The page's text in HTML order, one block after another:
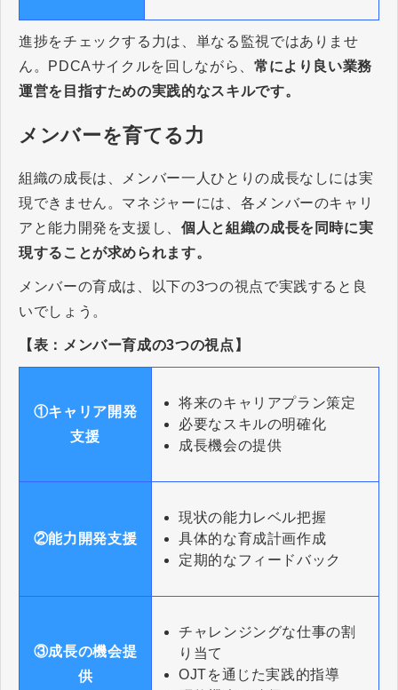
進捗をチェックする力は、単なる監視ではありませ
ん。PDCAサイクルを回しながら、 常により良い業務
運営を目指すための実践的なスキルです。
メンバーを育てる力
組織の成長は、メンバー一人ひとりの成長なしには実
現できません。マネジャーには、各メンバーのキャリ
アと能力開発を支援し、個人と組織の成長を同時に実
現することが求められます。
メンバーの育成は、以下の3つの視点で実践すると良
いでしょう。
【表：メンバー育成の3つの視点】
①キャリア開発
支援
将来のキャリアプラン策定
必要なスキルの明確化
成長機会の提供
②能力開発支援
現状の能力レベル把握
具体的な育成計画作成
定期的なフィードバック
③成長の機会提
供
チャレンジングな仕事の割
り当て
OJTを通じた実践的指導